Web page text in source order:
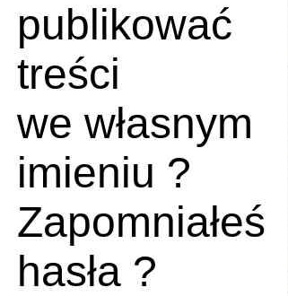
publikować
treści
we własnym
imieniu ?
Zapomniałeś
hasła ?